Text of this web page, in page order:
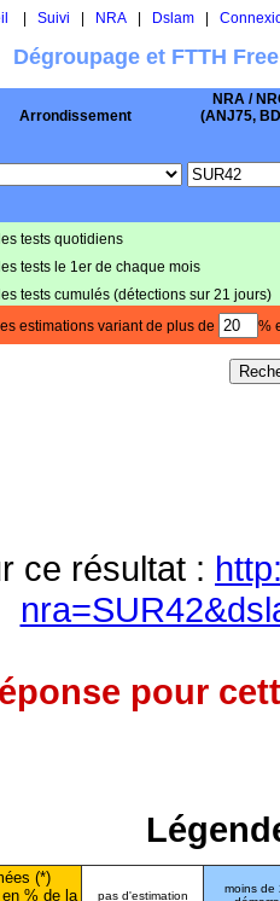
Suivi NRA| Dslam|
Dégroupage et FTTH
Arrondissement
NRA /
(ANJ75,
tests quotidiens
tests le 1er de chaque mois
tests cumulés (détections sur 21 jours)
estimations variant de plus de %
ce résultat :
pour
(*)
% de la
pas d'estimation
moins de